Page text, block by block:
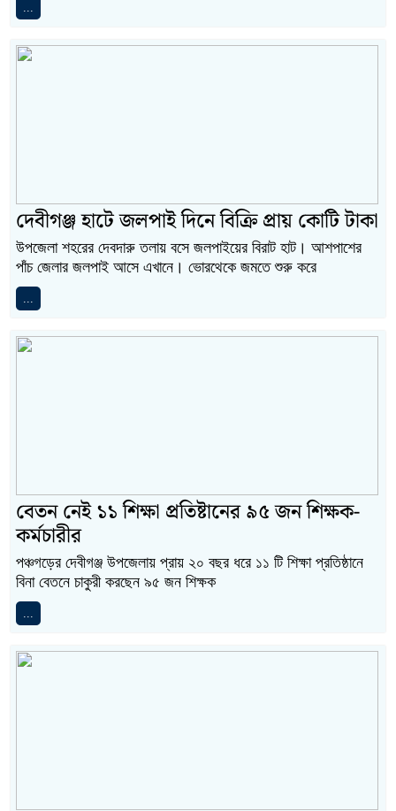
...
দেবীগঞ্জ হাটে জলপাই দিনে বিক্রি প্রায় কোটি টাকা
উপজেলা শহরের দেবদারু তলায় বসে জলপাইয়ের বিরাট হাট। আশপাশের
পাঁচ জেলার জলপাই আসে এখানে। ভোরথেকে জমতে শুরু করে
...
বেতন নেই ১১ শিক্ষা প্রতিষ্টানের ৯৫ জন শিক্ষক-
কর্মচারীর
পঞ্চগড়ের দেবীগঞ্জ উপজেলায় প্রায় ২০ বছর ধরে ১১ টি শিক্ষা প্রতিষ্ঠানে
বিনা বেতনে চাকুরী করছেন ৯৫ জন শিক্ষক
...